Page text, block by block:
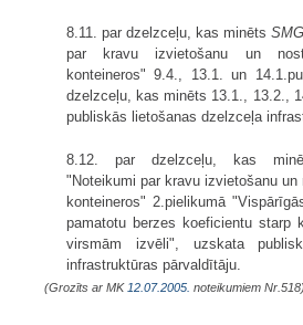
8.11. par dzelzceļu, kas minēts
par kravu izvietošanu un
konteineros" 9.4., 13.1. un
dzelzceļu, kas minēts 13.1., 13.2.,
publiskās lietošanas dzelzceļa
8.12. par dzelzceļu, kas
"Noteikumi par kravu izvietošanu
konteineros" 2.pielikumā
pamatotu berzes koeficientu starp
virsmām izvēli", uzskata
infrastruktūras pārvaldītāju.
(Grozīts ar MK 12.07.2005. noteikumiem Nr.518)